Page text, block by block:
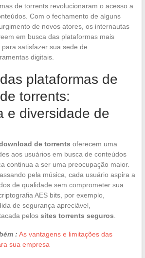
de torrents revolucionaram o acesso a
Com o fechamento de alguns
de novos atores, os internautas
em busca das plataformas mais
satisfazer sua sede de
digitais.
plataformas de
torrents:
e diversidade de
de torrents oferecem uma
aos usuários em busca de conteúdos
continua a ser uma preocupação maior.
pela música, cada usuário aspira a
de qualidade sem comprometer sua
AES bits, por exemplo,
de segurança apreciável,
pelos sites torrents seguros
: As vantagens e limitações das
sua empresa